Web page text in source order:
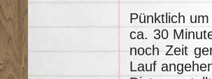
Pünktlich
ca. 30
noch Zeit
Lauf